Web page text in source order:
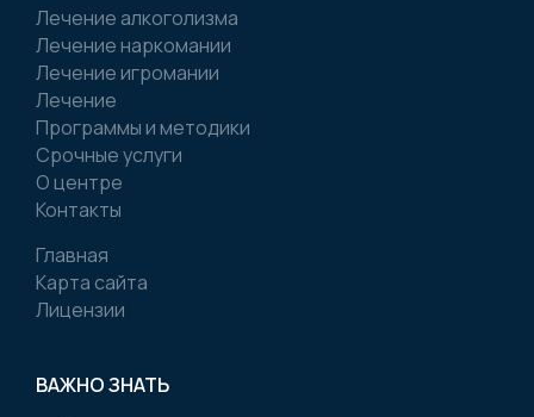
Лечение алкоголизма
Лечение наркомании
Лечение игромании
Лечение
Программы и методики
Срочные услуги
О центре
Контакты
Главная
Карта сайта
Лицензии
ВАЖНО ЗНАТЬ